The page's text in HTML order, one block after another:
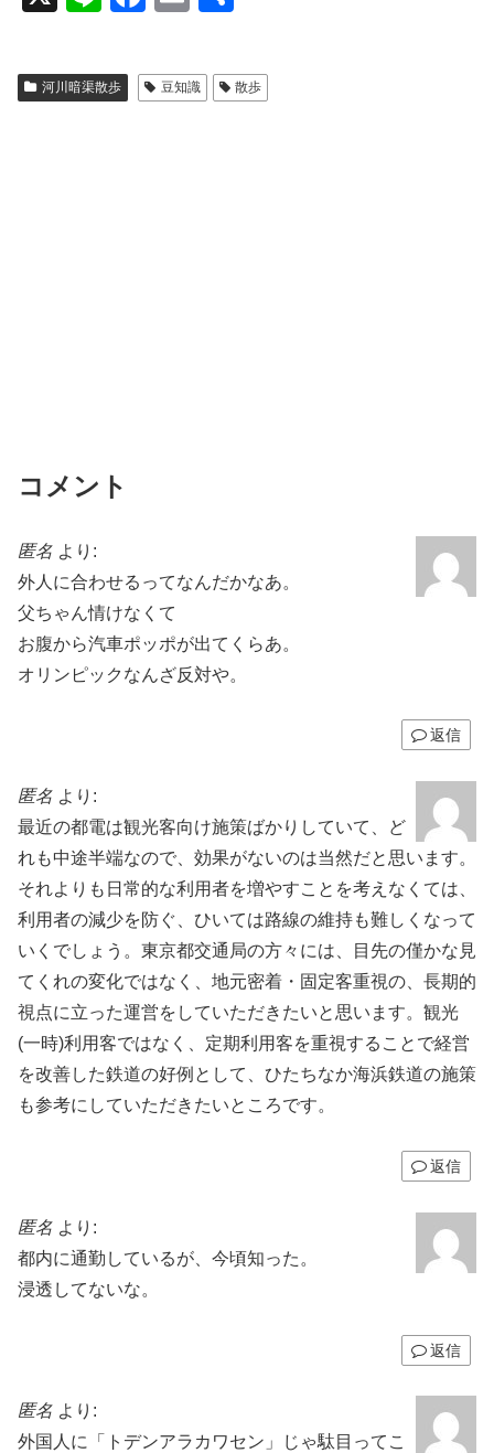
e
c
e
ail
河川暗渠散歩 豆知識 散歩
コメント
匿名 より:
外人に合わせるってなんだかなあ。
父ちゃん情けなくて
お腹から汽車ポッポが出てくらあ。
オリンピックなんざ反対や。
返信
匿名 より:
最近の都電は観光客向け施策ばかりしていて、ど
れも中途半端なので、効果がないのは当然だと思います。
それよりも日常的な利用者を増やすことを考えなくては、
利用者の減少を防ぐ、ひいては路線の維持も難しくなって
いくでしょう。東京都交通局の方々には、目先の僅かな見
てくれの変化ではなく、地元密着・固定客重視の、長期的
視点に立った運営をしていただきたいと思います。観光
(一時)利用客ではなく、定期利用客を重視することで経営
を改善した鉄道の好例として、ひたちなか海浜鉄道の施策
も参考にしていただきたいところです。
返信
匿名 より:
都内に通勤しているが、今頃知った。
浸透してないな。
返信
匿名 より:
外国人に「トデンアラカワセン」じゃ駄目ってこ